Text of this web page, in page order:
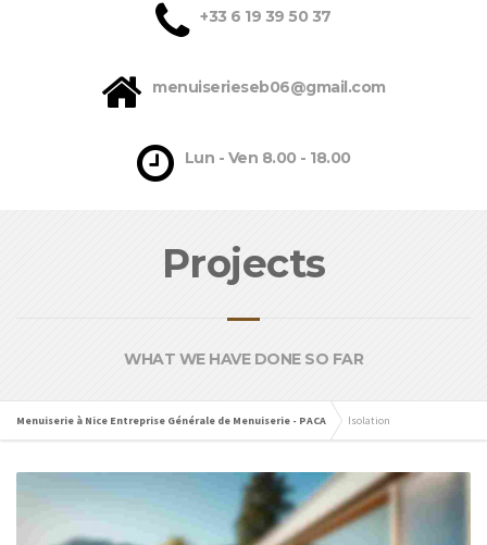
‭+33 6 19 39 50 37‬
menuiserieseb06@gmail.com
Lun - Ven 8.00 - 18.00
Projects
WHAT WE HAVE DONE SO FAR
Menuiserie à Nice Entreprise Générale de Menuiserie - PACA Isolation